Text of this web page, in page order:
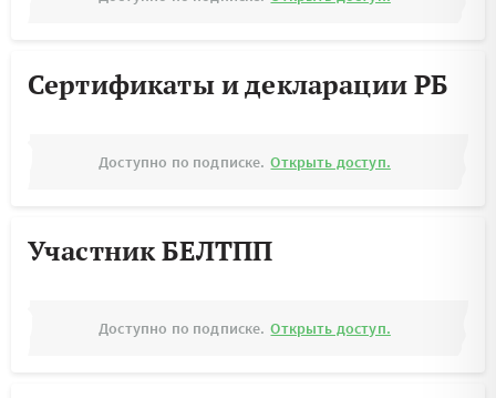
Сертификаты и декларации РБ
Доступно по подписке. Открыть доступ.
Участник БЕЛТПП
Доступно по подписке. Открыть доступ.